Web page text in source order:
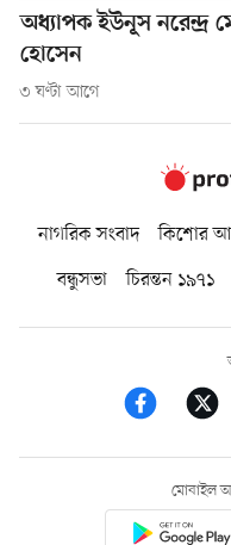
অধ্যাপক ইউনূস নরেন্দ্র
হোসেন
৩ ঘণ্টা আগে
নাগরিক সংবাদ কিশোর
বন্ধুসভা
চিরন্তন ১৯৭১
মোবাইল